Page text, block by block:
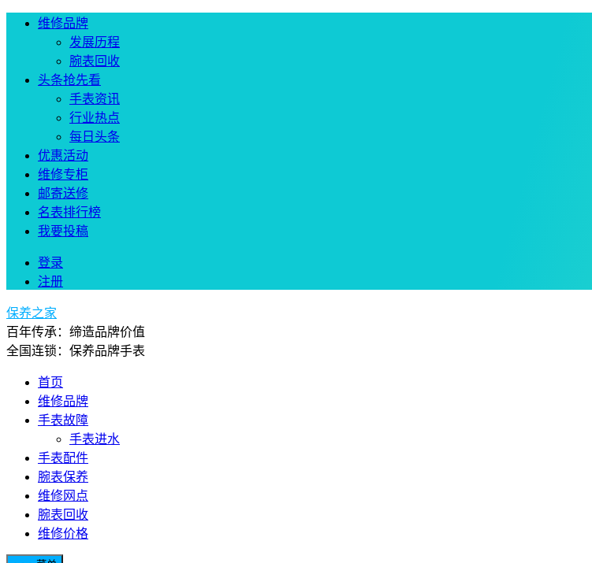
维修品牌
发展历程
腕表回收
头条抢先看
手表资讯
行业热点
每日头条
优惠活动
维修专柜
邮寄送修
名表排行榜
我要投稿
登录
注册
保养之家
百年传承：缔造品牌价值
全国连锁：保养品牌手表
首页
维修品牌
手表故障
手表进水
手表配件
腕表保养
维修网点
腕表回收
维修价格